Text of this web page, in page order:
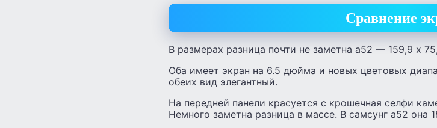
Сравнение
В размерах разница почти не заметна а52 — 159,9 x
Оба имеет экран на 6.5 дюйма и новых цветовых
обеих вид элегантный.
На передней панели красуется с крошечная селфи
Немного заметна разница в массе. В самсунг а52 она